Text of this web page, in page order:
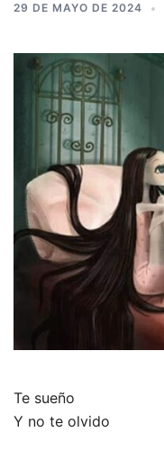
29 DE MAYO DE 2024
Te sueño
Y no te olvido